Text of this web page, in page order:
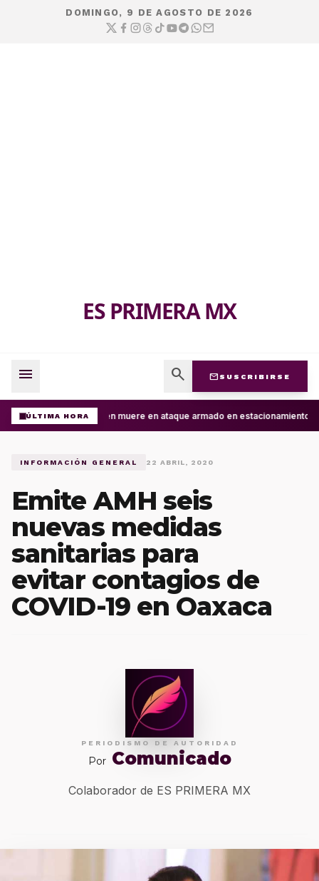
DOMINGO, 9 DE AGOSTO DE 2026
ES PRIMERA MX
menu search mail SUSCRIBIRSE
ÚLTIMA HORAJoven muere en ataque armado en estacionamiento
INFORMACIÓN GENERAL 22 ABRIL, 2020
Emite AMH seis
nuevas medidas
sanitarias para
evitar contagios de
COVID-19 en Oaxaca
PERIODISMO DE AUTORIDAD
Por Comunicado
Colaborador de ES PRIMERA MX